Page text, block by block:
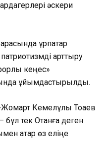
әскери
ұрпақтар
арттыру
кеңес»
ұйымдастырылды.
Кемелұлы Тоқаев
бұл тек Отанға деген
қатар өз еліңе